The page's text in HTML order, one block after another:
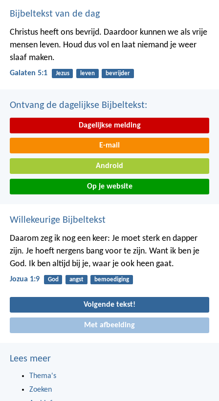
Bijbeltekst van de dag
Christus heeft ons bevrijd. Daardoor kunnen we als vrije
mensen leven. Houd dus vol en laat niemand je weer
slaaf maken.
Galaten 5:1 Jezus leven bevrijder
Ontvang de dagelijkse Bijbeltekst:
Dagelijkse melding
E-mail
Android
Op je website
Willekeurige Bijbeltekst
Daarom zeg ik nog een keer: Je moet sterk en dapper
zijn. Je hoeft nergens bang voor te zijn. Want ik ben je
God. Ik ben altijd bij je, waar je ook heen gaat.
Jozua 1:9 God angst bemoediging
Volgende tekst!
Met afbeelding
Lees meer
Thema's
Zoeken